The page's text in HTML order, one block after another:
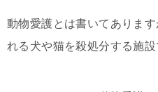
動物愛護とは書いてありま
れる犬や猫を殺処分する施設